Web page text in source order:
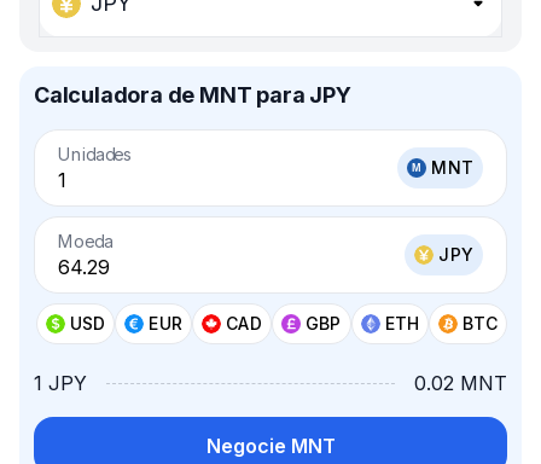
Calculadora de MNT para JPY
Unidades
MNT
Moeda
JPY
USD EUR CAD GBP ETH BTC
1 JPY 0.02 MNT
Negocie MNT